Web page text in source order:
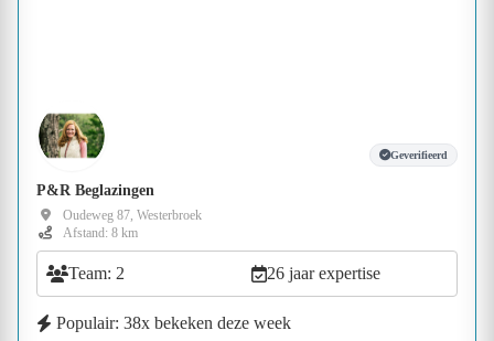
Geverifieerd
P&R Beglazingen
Oudeweg 87, Westerbroek
Afstand: 8 km
Team: 2 26 jaar expertise
Populair: 38x bekeken deze week